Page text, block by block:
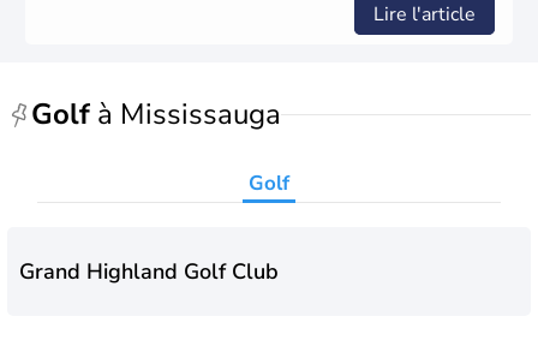
Lire l'article
Golf à Mississauga
Golf
Grand Highland Golf Club